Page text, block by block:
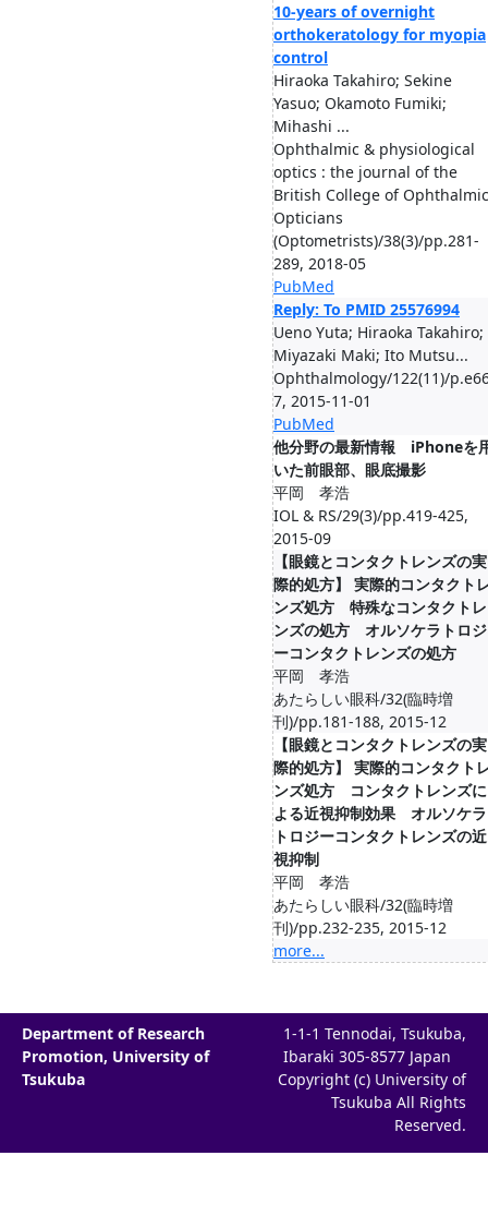
10-years of overnight
orthokeratology for myopia
control
Hiraoka Takahiro; Sekine
Yasuo; Okamoto Fumiki;
Mihashi ...
Ophthalmic & physiological
optics : the journal of the
British College of Ophthalmic
Opticians
(Optometrists)/38(3)/pp.281-
289, 2018-05
PubMed
Reply: To PMID 25576994
Ueno Yuta; Hiraoka Takahiro;
Miyazaki Maki; Ito Mutsu...
Ophthalmology/122(11)/
7, 2015-11-01
PubMed
他分野の最新情報 iPhoneを
いた前眼部、眼底撮影
平岡 孝浩
IOL & RS/29(3)/pp.419-425,
2015-09
【眼鏡とコンタクトレンズの実
際的処方】 実際的コンタクト
ンズ処方 特殊なコンタクトレ
ンズの処方 オルソケラトロジ
ーコンタクトレンズの処方
平岡 孝浩
あたらしい眼科/32(臨時増
刊)/pp.181-188, 2015-12
【眼鏡とコンタクトレンズの実
際的処方】 実際的コンタクト
ンズ処方 コンタクトレンズに
よる近視抑制効果 オルソケラ
トロジーコンタクトレンズの近
視抑制
平岡 孝浩
あたらしい眼科/32(臨時増
刊)/pp.232-235, 2015-12
more...
Department of Research
Promotion, University of
Tsukuba
1-1-1 Tennodai, Tsukuba,
Ibaraki 305-8577 Japan
Copyright (c) University of
Tsukuba All Rights
Reserved.